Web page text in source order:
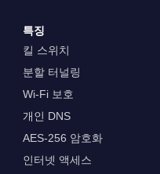
특징
킬 스위치
분할 터널링
Wi-Fi 보호
개인 DNS
AES-256 암호화
인터넷 액세스